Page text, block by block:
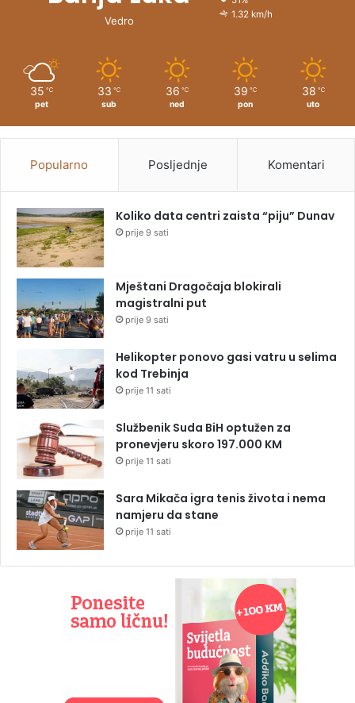
Vedro
1.32 km/h
35 ℃
pet
33 ℃
sub
36 ℃
ned
39 ℃
pon
38 ℃
uto
Popularno Posljednje Komentari
Koliko data centri zaista “piju” Dunav
prije 9 sati
Mještani Dragočaja blokirali
magistralni put
prije 9 sati
Helikopter ponovo gasi vatru u selima
kod Trebinja
prije 11 sati
Službenik Suda BiH optužen za
pronevjeru skoro 197.000 KM
prije 11 sati
Sara Mikača igra tenis života i nema
namjeru da stane
prije 11 sati